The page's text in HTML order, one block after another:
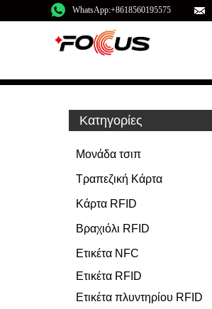
WhatsApp:+8618560195575
Κατηγορίες
Μονάδα τσιπ
Τραπεζική Κάρτα
Κάρτα RFID
Βραχιόλι RFID
Ετικέτα NFC
Ετικέτα RFID
Ετικέτα πλυντηρίου RFID